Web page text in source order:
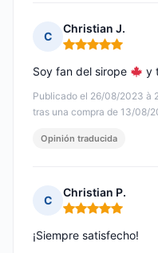
C
Christian J.
Nota: 5 de 5
Publicado el 26/08/2023 à
tras una compra de 13/08/
Soy fan del sirope y
Opinión traducida
C
Christian P.
Nota: 5 de 5
¡Siempre satisfecho!